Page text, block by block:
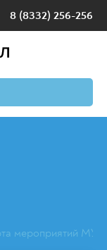
8 (8332) 256-256
мероприятий